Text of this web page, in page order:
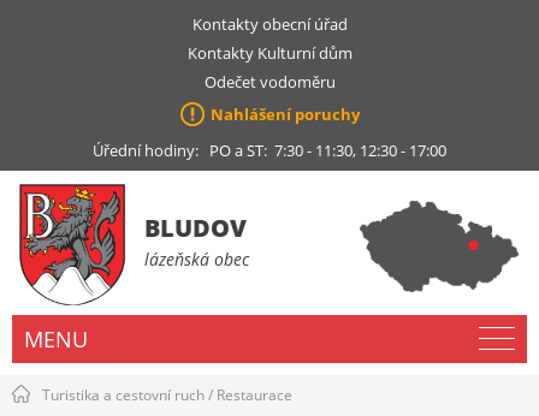
Kontakty obecní úřad
Kontakty Kulturní dům
Odečet vodoměru
Nahlášení poruchy
Úřední hodiny: PO a ST: 7:30 - 11:30, 12:30 - 17:00
BLUDOV
lázeňská obec
MENU
Turistika a cestovní ruch/ Restaurace